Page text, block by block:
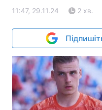
11:47, 29.11.24 2 хв.